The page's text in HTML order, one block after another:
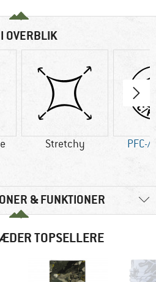
OVERBLIK
Stretchy PFC-/
& FUNKTIONER
TOPSELLERE